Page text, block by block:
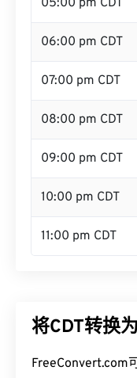
05:00 pm CDT
06:00 pm CDT
07:00 pm CDT
08:00 pm CDT
09:00 pm CDT
10:00 pm CDT
11:00 pm CDT
将CDT转换
FreeConvert.com